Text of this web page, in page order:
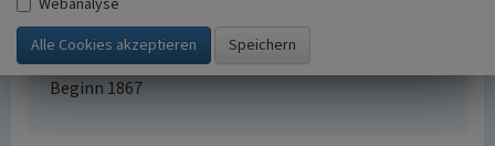
Erfassungsmethode
Literaturauswertung
Historischer Zeitraum
Beginn 1867
Webanalyse